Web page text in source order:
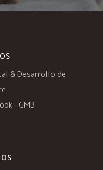
& Desarrollo de
· GMB